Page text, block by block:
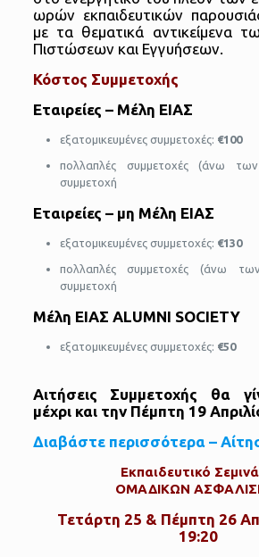
ωρών εκπαιδευτικών
με τα θεματικά αντικείμενα
Πιστώσεων και Εγγυήσεων.
Κόστος Συμμετοχής
Εταιρείες – Μέλη ΕΙΑΣ
εξατομικευμένες συμμετοχές: €100
πολλαπλές συμμετοχές (άνω
συμμετοχή
Εταιρείες – μη Μέλη ΕΙΑΣ
εξατομικευμένες συμμετοχές: €130
πολλαπλές συμμετοχές (άνω
συμμετοχή
Μέλη ΕΙΑΣ ALUMNI SOCIETY
εξατομικευμένες συμμετοχές: €50
Αιτήσεις Συμμετοχής θα
μέχρι και την Πέμπτη 19
Διαβάστε περισσότερα –
Εκπαιδευτικό
ΟΜΑΔΙΚΩΝ
Τετάρτη 25 & Πέμπτη 26
19:20